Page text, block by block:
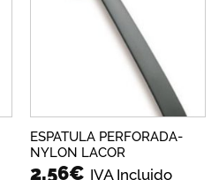
ESPATULA PERFORADA-
NYLON LACOR
2,56€ IVA Incluido